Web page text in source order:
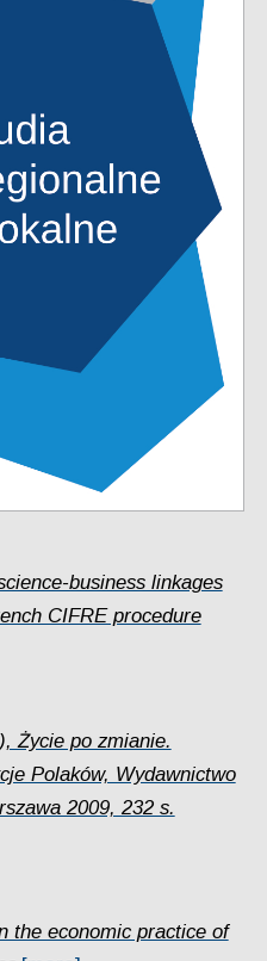
business linkages
CIFRE procedure
Życie po zmianie.
Polaków, Wydawnictwo
2009, 232 s.
the economic practice of